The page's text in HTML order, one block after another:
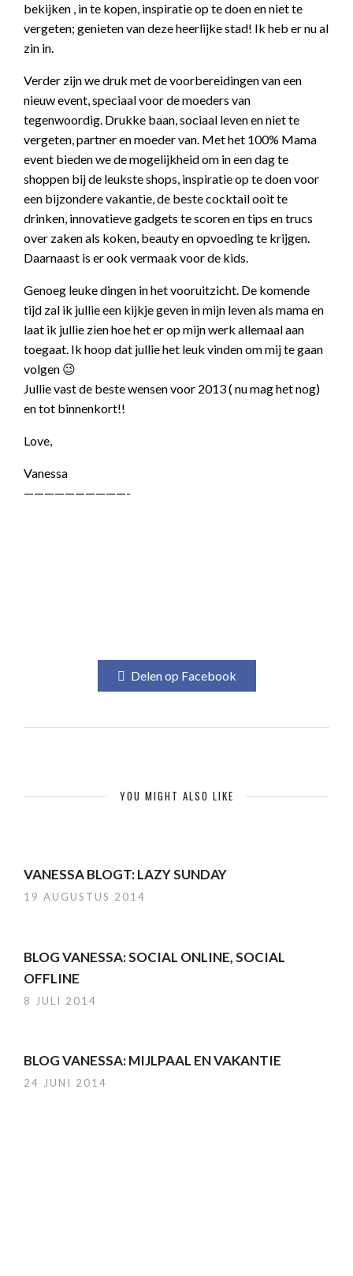
bekijken , in te kopen, inspiratie op te doen en niet te
vergeten; genieten van deze heerlijke stad! Ik heb er nu al
zin in.
Verder zijn we druk met de voorbereidingen van een
nieuw event, speciaal voor de moeders van
tegenwoordig. Drukke baan, sociaal leven en niet te
vergeten, partner en moeder van. Met het 100% Mama
event bieden we de mogelijkheid om in een dag te
shoppen bij de leukste shops, inspiratie op te doen voor
een bijzondere vakantie, de beste cocktail ooit te
drinken, innovatieve gadgets te scoren en tips en trucs
over zaken als koken, beauty en opvoeding te krijgen.
Daarnaast is er ook vermaak voor de kids.
Genoeg leuke dingen in het vooruitzicht. De komende
tijd zal ik jullie een kijkje geven in mijn leven als mama en
laat ik jullie zien hoe het er op mijn werk allemaal aan
toegaat. Ik hoop dat jullie het leuk vinden om mij te gaan
volgen 😉
Jullie vast de beste wensen voor 2013 ( nu mag het nog)
en tot binnenkort!!
Love,
Vanessa
——————————-
Delen op Facebook
YOU MIGHT ALSO LIKE
VANESSA BLOGT: LAZY SUNDAY
19 AUGUSTUS 2014
BLOG VANESSA: SOCIAL ONLINE, SOCIAL
OFFLINE
8 JULI 2014
BLOG VANESSA: MIJLPAAL EN VAKANTIE
24 JUNI 2014